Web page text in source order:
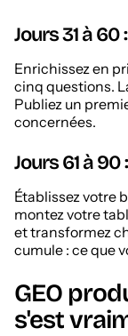
Jours 31 à
Enrichissez en
cinq questions.
Publiez un
concernées.
Jours 61 à
Établissez votre
montez votre
et transformez
cumule : ce que
GEO
s'est